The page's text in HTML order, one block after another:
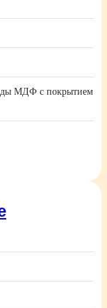
МДФ с покрытием